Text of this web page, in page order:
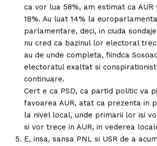
ca vor lua 58%, am estimat ca AUR
18%. Au luat 14% la
parlamentare, deci, in ciuda
nu cred ca bazinul lor electoral
au de unde completa, fiindca
electoratul exaltat si
continuare.
Cert e ca PSD, ca partid politic va
favoarea AUR, atat ca prezenta in
la nivel local, unde primarii lor isi
si vor trece in AUR, in vederea
E, insa, sansa PNL si USR de a